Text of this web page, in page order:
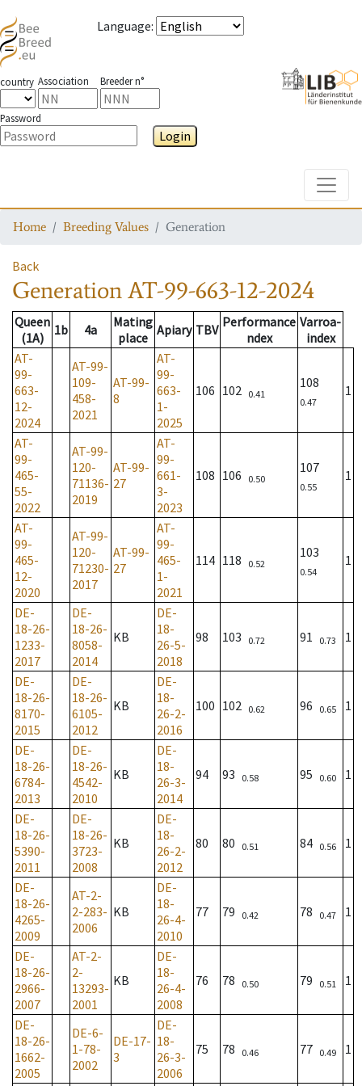
Language:
country Association Breeder n°
Password
Login
Home Breeding Values Generation
Back
GenerationAT-99-663-12-2024
Queen
(1A)
1b 4a
Mating
place Apiary TBV Performance
ndex
Varroa-
index
AT-
99-
663-
12-
2024
AT-99-
109-
458-
2021
AT-99-
8
AT-
99-
663-
1-
2025
106 102 0.41
108
0.47
1
AT-
99-
465-
55-
2022
AT-99-
120-
71136-
2019
AT-99-
27
AT-
99-
661-
3-
2023
108 106 0.50
107
0.55
1
AT-
99-
465-
12-
2020
AT-99-
120-
71230-
2017
AT-99-
27
AT-
99-
465-
1-
2021
114 118 0.52
103
0.54
1
DE-
18-26-
1233-
2017
DE-
18-26-
8058-
2014
KB
DE-
18-
26-5-
2018
98 103 0.72 91 0.73 1
DE-
18-26-
8170-
2015
DE-
18-26-
6105-
2012
KB
DE-
18-
26-2-
2016
100 102 0.62 96 0.65 1
DE-
18-26-
6784-
2013
DE-
18-26-
4542-
2010
KB
DE-
18-
26-3-
2014
94 93 0.58 95 0.60 1
DE-
18-26-
5390-
2011
DE-
18-26-
3723-
2008
KB
DE-
18-
26-2-
2012
80 80 0.51 84 0.56 1
DE-
18-26-
4265-
2009
AT-2-
2-283-
2006
KB
DE-
18-
26-4-
2010
77 79 0.42 78 0.47 1
DE-
18-26-
2966-
2007
AT-2-
2-
13293-
2001
KB
DE-
18-
26-4-
2008
76 78 0.50 79 0.51 1
DE-
18-26-
1662-
2005
DE-6-
1-78-
2002
DE-17-
3
DE-
18-
26-3-
2006
75 78 0.46 77 0.49 1